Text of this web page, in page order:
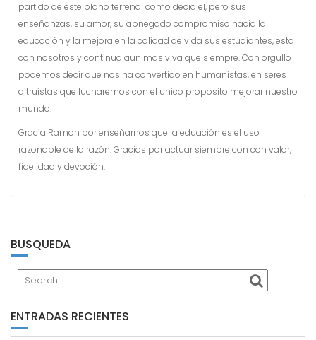
partido de este plano terrenal como decia el, pero sus
enseñanzas, su amor, su abnegado compromiso hacia la
educación y la mejora en la calidad de vida sus estudiantes, esta
con nosotros y continua aun mas viva que siempre. Con orgullo
podemos decir que nos ha convertido en humanistas, en seres
altruistas que lucharemos con el unico proposito mejorar nuestro
mundo.
Gracia Ramon por enseñarnos que la eduación es el uso
razonable de la razón. Gracias por actuar siempre con con valor,
fidelidad y devoción.
BUSQUEDA
ENTRADAS RECIENTES